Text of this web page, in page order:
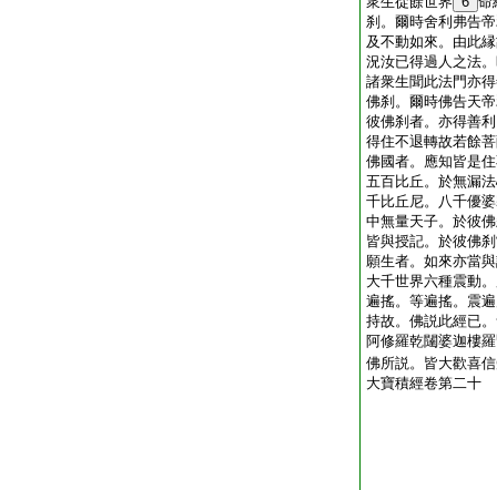
刹。爾時舍利弗告
及不動如來。由此
況汝已得過人之法
諸衆生聞此法門亦
佛刹。爾時佛告天
彼佛刹者。亦得善
得住不退轉故若餘
佛國者。應知皆是
五百比丘。於無漏
千比丘尼。八千優
中無量天子。於彼
皆與授記。於彼佛
願生者。如來亦當
大千世界六種震動
遍搖。等遍搖。震
持故。佛説此經已
阿修羅乾闥婆迦樓
佛所説。皆大歡喜
大寶積經卷第二十